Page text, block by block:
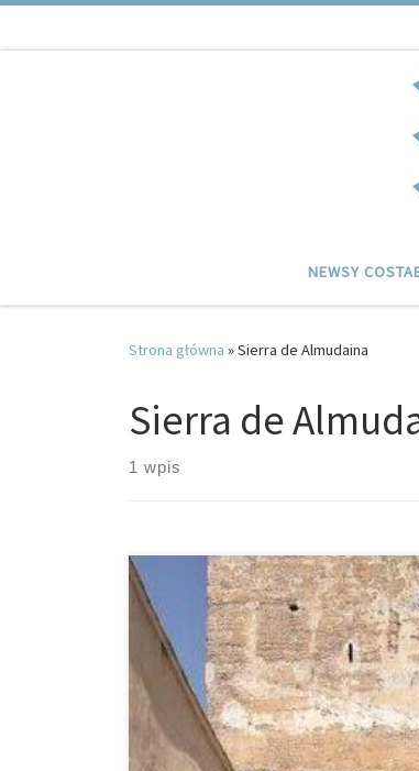
NEWSY
Strona główna »Sierra de Almudaina
Sierra de
1 wpis
Almudaina – Torre de Almudaina we
rocznicę otwarcia dla odwiedzających
wieku, która stoi nieopodal Cocentaina